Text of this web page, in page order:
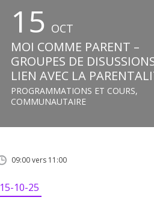
15 OCT
MOI COMME PARENT –
GROUPES DE
LIEN AVEC LA
PROGRAMMATIONS ET COURS,
COMMUNAUTAIRE
09:00 vers 11:00
15-10-25